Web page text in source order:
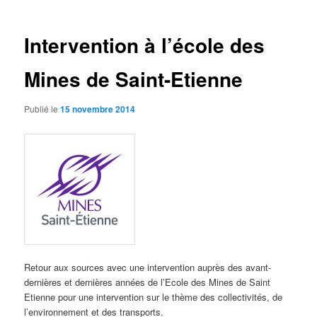
Intervention à l’école des
Mines de Saint-Etienne
Publié le15 novembre 2014
Retour aux sources avec une intervention auprès des avant-
dernières et dernières années de l’Ecole des Mines de Saint
Etienne pour une intervention sur le thème des collectivités, de
l’environnement et des transports.